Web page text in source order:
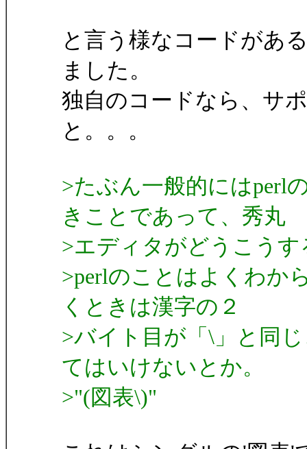
と言う様なコードがあ
ました。
独自のコードなら、サ
と。。。
>たぶん一般的にはperl
きことであって、秀丸
>エディタがどうこう
>perlのことはよくわか
くときは漢字の２
>バイト目が「\」と同
てはいけないとか。
>"(図表\)"